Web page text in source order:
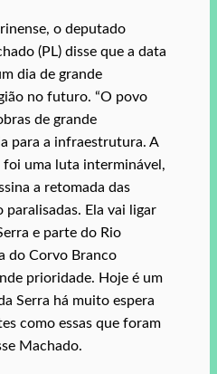
o deputado
(PL) disse que a data
dia de grande
no futuro. “O povo
de grande
para a infraestrutura. A
foi uma luta interminável,
a retomada das
paralisadas. Ela vai ligar
e parte do Rio
do Corvo Branco
prioridade. Hoje é um
Serra há muito espera
como essas que foram
Machado.